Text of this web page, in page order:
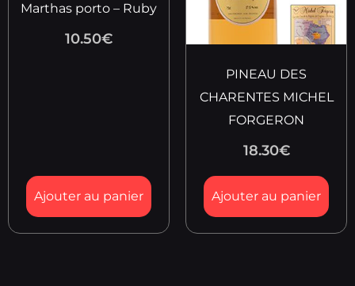
Marthas porto – Ruby
10.50€
Ajouter au panier
PINEAU DES
CHARENTES MICHEL
FORGERON
18.30€
Ajouter au panier